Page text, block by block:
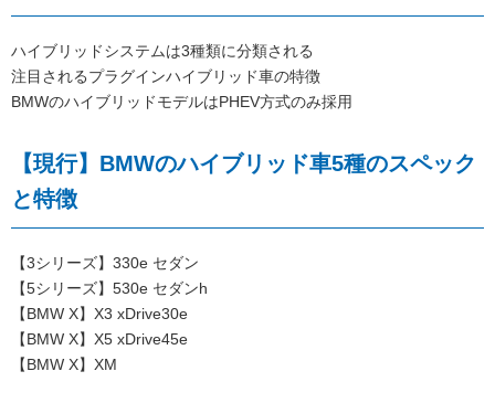
ハイブリッドシステムは3種類に分類される
注目されるプラグインハイブリッド車の特徴
BMWのハイブリッドモデルはPHEV方式のみ採用
【現行】BMWのハイブリッド車5種のスペック
と特徴
【3シリーズ】330e セダン
【5シリーズ】530e セダンh
【BMW X】X3 xDrive30e
【BMW X】X5 xDrive45e
【BMW X】XM